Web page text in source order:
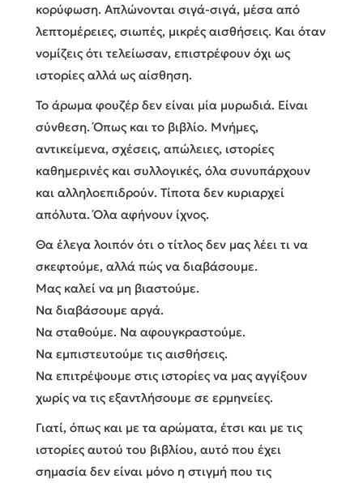
κορύφωση. Απλώνονται σιγά-σιγά, μέσα από
λεπτομέρειες, σιωπές, μικρές αισθήσεις. Και όταν
νομίζεις ότι τελείωσαν, επιστρέφουν όχι ως
ιστορίες αλλά ως αίσθηση.
Το άρωμα φουζέρ δεν είναι μία μυρωδιά. Είναι
σύνθεση. Όπως και το βιβλίο. Μνήμες,
αντικείμενα, σχέσεις, απώλειες, ιστορίες
καθημερινές και συλλογικές, όλα συνυπάρχουν
και αλληλοεπιδρούν. Τίποτα δεν κυριαρχεί
απόλυτα. Όλα αφήνουν ίχνος.
Θα έλεγα λοιπόν ότι ο τίτλος δεν μας λέει τι να
σκεφτούμε, αλλά πώς να διαβάσουμε.
Μας καλεί να μη βιαστούμε.
Να διαβάσουμε αργά.
Να σταθούμε. Να αφουγκραστούμε.
Να εμπιστευτούμε τις αισθήσεις.
Να επιτρέψουμε στις ιστορίες να μας αγγίξουν
χωρίς να τις εξαντλήσουμε σε ερμηνείες.
Γιατί, όπως και με τα αρώματα, έτσι και με τις
ιστορίες αυτού του βιβλίου, αυτό που έχει
σημασία δεν είναι μόνο η στιγμή που τις